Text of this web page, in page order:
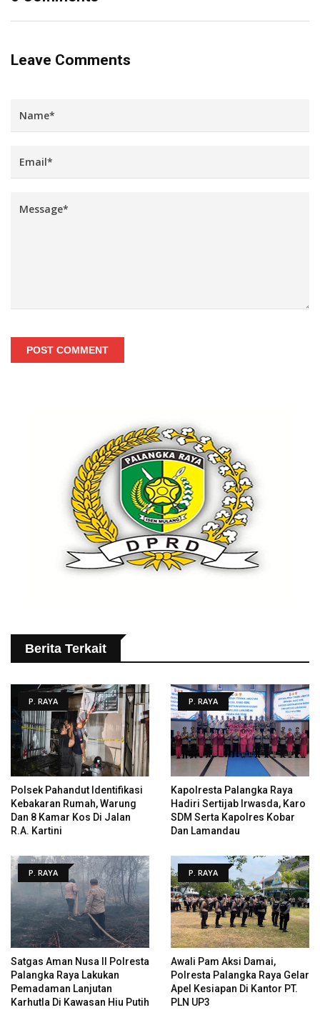
Leave Comments
POST COMMENT
Berita Terkait
P. RAYA
Polsek Pahandut Identifikasi
Kebakaran Rumah, Warung
Dan 8 Kamar Kos Di Jalan
R.A. Kartini
P. RAYA
Kapolresta Palangka Raya
Hadiri Sertijab Irwasda, Karo
SDM Serta Kapolres Kobar
Dan Lamandau
P. RAYA
Satgas Aman Nusa II Polresta
Palangka Raya Lakukan
Pemadaman Lanjutan
Karhutla Di Kawasan Hiu Putih
P. RAYA
Awali Pam Aksi Damai,
Polresta Palangka Raya Gelar
Apel Kesiapan Di Kantor PT.
PLN UP3